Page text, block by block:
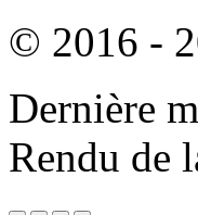
© 2016 -
Dernière
Rendu de